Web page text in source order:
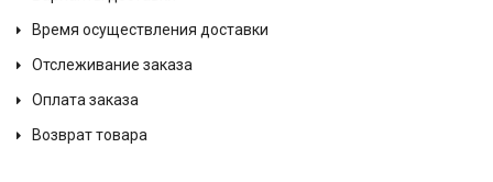
Время осуществления доставки
Отслеживание заказа
Оплата заказа
Возврат товара